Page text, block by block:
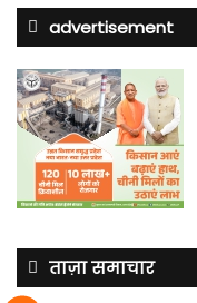
advertisement
ताज़ा समाचार